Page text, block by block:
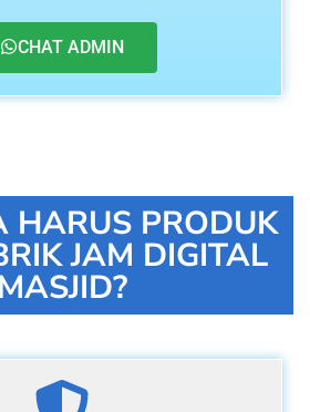
CHAT ADMIN
HARUS PRODUK
JAM DIGITAL
MASJID?